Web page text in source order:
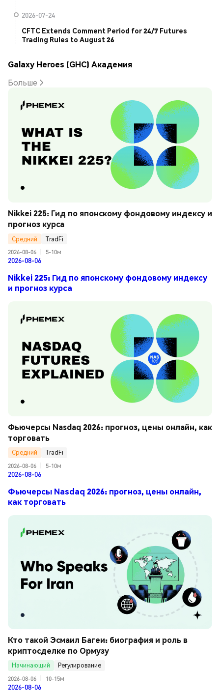
2026-07-24
CFTC Extends Comment Period for 24/7 Futures
Trading Rules to August 26
Galaxy Heroes (GHC) Академия
Больше
Nikkei 225: Гид по японскому фондовому индексу и
прогноз курса
Средний
TradFi
2026-08-06
5-10м
2026-08-06
Nikkei 225: Гид по японскому фондовому индексу
и прогноз курса
Фьючерсы Nasdaq 2026: прогноз, цены онлайн, как
торговать
Средний
TradFi
2026-08-06
5-10м
2026-08-06
Фьючерсы Nasdaq 2026: прогноз, цены онлайн,
как торговать
Кто такой Эсмаил Багеи: биография и роль в
криптосделке по Ормузу
Начинающий
Регулирование
2026-08-06
10-15м
2026-08-06